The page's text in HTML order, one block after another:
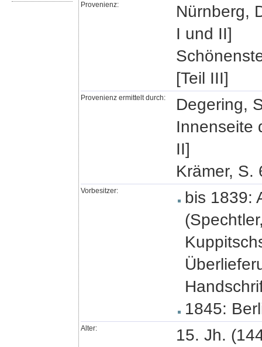
Provenienz:
Nürnberg,
I und II]
[Teil III]
Provenienz ermittelt durch:
Degering,
Innenseite
II]
Krämer, S.
Vorbesitzer:
bis 1839:
1845:
Alter: 15. Jh.